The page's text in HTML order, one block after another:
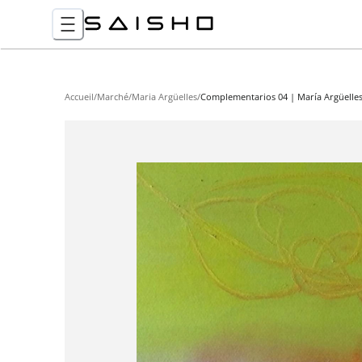
Accueil/Marché/Maria Argüelles/Complementarios 04 | María Argüelles